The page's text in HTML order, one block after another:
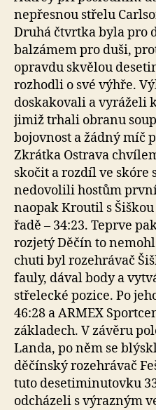
nepřesnou střelu
Druhá čtvrtka byla pro
balzámem pro duši,
opravdu skvělou
rozhodli o své výhře.
doskakovali a vyráželi
jimiž trhali obranu
bojovnost a žádný míč
Zkrátka Ostrava
skočit a rozdíl ve skóre
nedovolili hostům
naopak Kroutil s
řadě – 34:23. Teprve
rozjetý Děčín to
chuti byl rozehrávač
fauly, dával body a
střelecké pozice. Po
46:28 a ARMEX
základech. V závěru
Landa, po něm se
děčínský rozehrávač
tuto desetiminutovku
odcházeli s výrazným